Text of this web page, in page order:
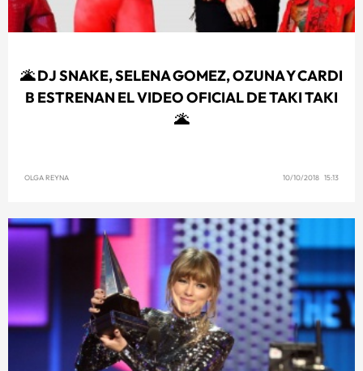
🌋 DJ SNAKE, SELENA GOMEZ, OZUNA Y CARDI
B ESTRENAN EL VIDEO OFICIAL DE TAKI TAKI
🌋
OLGA REYNA 10/10/2018 15:13